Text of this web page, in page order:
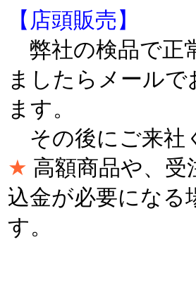
【店頭販売】
弊社の検品で正
ましたらメール
ます。
その後にご来社
★ 高額商品や、受
込金が必要になる
す。